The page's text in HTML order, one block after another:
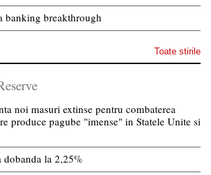
banking breakthrough
Toate stirile
noi masuri extinse pentru combaterea
produce pagube "imense" in Statele Unite si
dobanda la 2,25%